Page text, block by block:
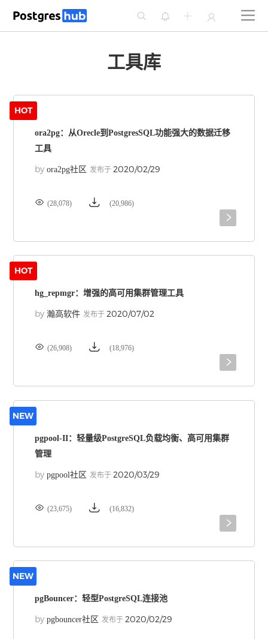




工具库
HOT
ora2pg：从Orecle到PostgresSQL功能强大的数据迁移
工具
byora2pg社区 发布于2020/02/29
 (28,078)  (20,986)

HOT
hg_repmgr：增强的高可用集群管理工具
by瀚高软件 发布于2020/07/02
 (26,908)  (18,976)

NEW
pgpool-II：轻量级PostgreSQL负载均衡、高可用集群
管理
bypgpool社区 发布于2020/03/29
 (23,675)  (16,832)

NEW
pgBouncer：轻型PostgreSQL连接池
bypgbouncer社区 发布于2020/02/29